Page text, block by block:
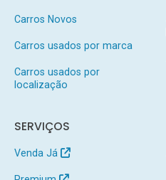
Carros Novos
Carros usados por marca
Carros usados por
localização
SERVIÇOS
Venda Já